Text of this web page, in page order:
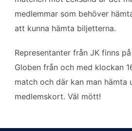
medlemmar som behöver
att kunna hämta biljetterna.
Representanter från JK finns
Globen från och med klockan
match och där kan man hämta
medlemskort. Väl mött!